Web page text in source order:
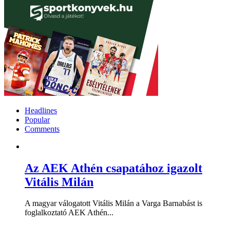
Headlines
Popular
Comments
Az AEK Athén csapatához igazolt
Vitális Milán
A magyar válogatott Vitális Milán a Varga Barnabást is
foglalkoztató AEK Athén...